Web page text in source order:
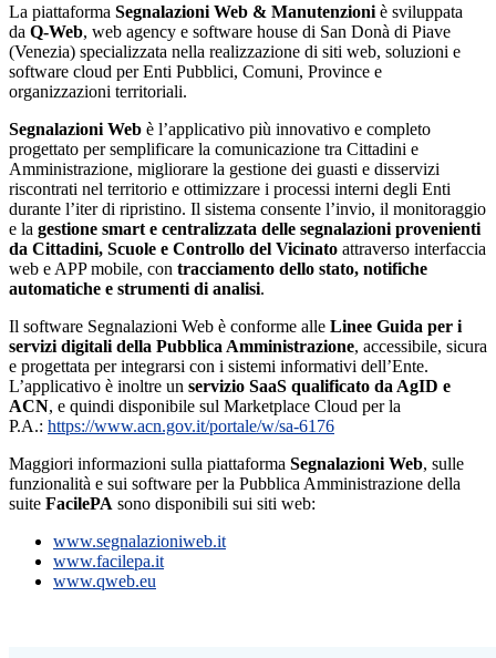
La piattaforma Segnalazioni Web & Manutenzioni è sviluppata
da Q-Web, web agency e software house di San Donà di Piave
(Venezia) specializzata nella realizzazione di siti web, soluzioni e
software cloud per Enti Pubblici, Comuni, Province e
organizzazioni territoriali.
Segnalazioni Web è l’applicativo più innovativo e completo
progettato per semplificare la comunicazione tra Cittadini e
Amministrazione, migliorare la gestione dei guasti e disservizi
riscontrati nel territorio e ottimizzare i processi interni degli Enti
durante l’iter di ripristino. Il sistema consente l’invio, il monitoraggio
e la gestione smart e centralizzata delle segnalazioni provenienti
da Cittadini, Scuole e Controllo del Vicinato attraverso interfaccia
web e APP mobile, con tracciamento dello stato, notifiche
automatiche e strumenti di analisi.
Il software Segnalazioni Web è conforme alle Linee Guida per i
servizi digitali della Pubblica Amministrazione, accessibile, sicura
e progettata per integrarsi con i sistemi informativi dell’Ente.
L’applicativo è inoltre un servizio SaaS qualificato da AgID e
ACN, e quindi disponibile sul Marketplace Cloud per la
P.A.: https://www.acn.gov.it/portale/w/sa-6176
Maggiori informazioni sulla piattaforma Segnalazioni Web, sulle
funzionalità e sui software per la Pubblica Amministrazione della
suite FacilePA sono disponibili sui siti web:
www.segnalazioniweb.it
www.facilepa.it
www.qweb.eu